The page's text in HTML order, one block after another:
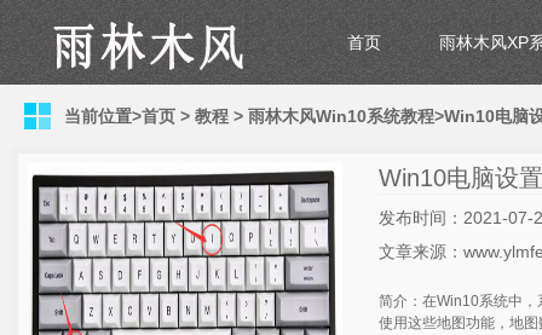
首页 雨林木风XP
当前位置>首页 > 教程 > 雨林木风Win10系统教程>Win10电脑
Win10电脑设
发布时间：2021-07-
文章来源：
简介：在Win10系统中
使用这些地图功能，地